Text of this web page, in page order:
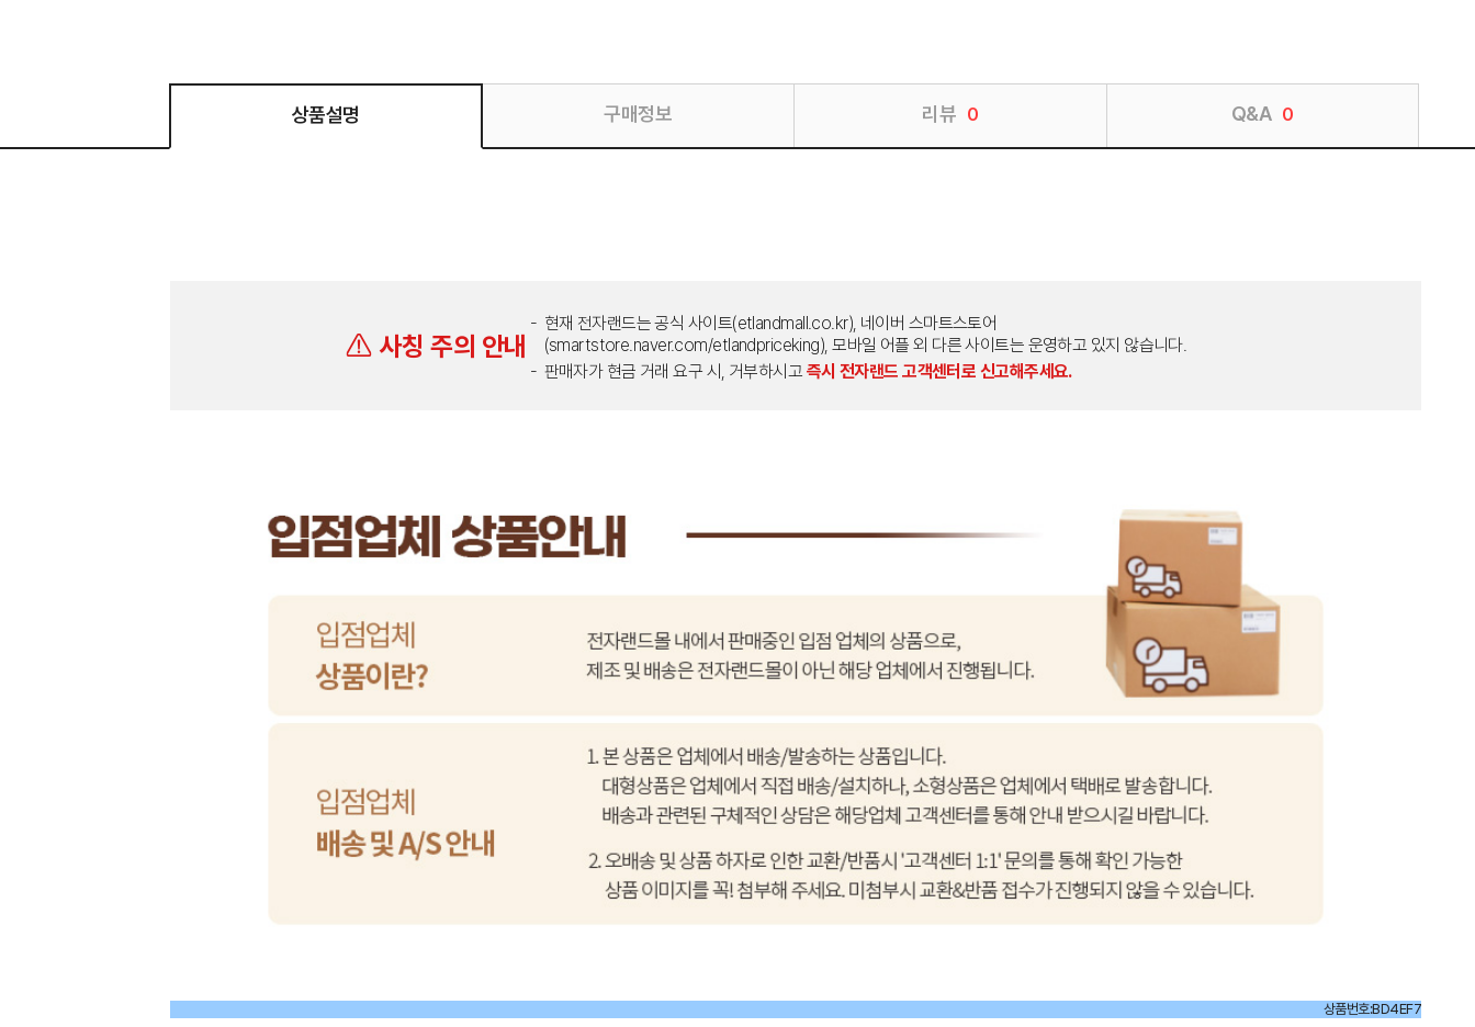
상품설명 구매정보 리뷰 0 Q&A 0
사칭 주의 안내
현재 전자랜드는 공식 사이트(etlandmall.co.kr), 네이버 스마트스토어
(smartstore.naver.com/etlandpriceking), 모바일 어플 외 다른 사이트는 운영하고 있지 않습니다.
판매자가 현금 거래 요구 시, 거부하시고 즉시 전자랜드 고객센터로 신고해주세요.
상품번호:BD4EF7